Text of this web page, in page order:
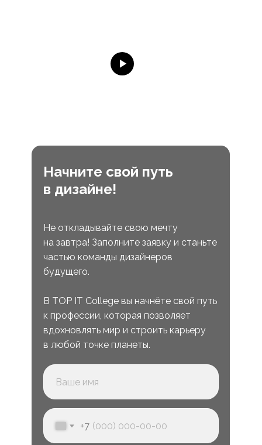
Начните свой путь
в дизайне!
Не откладывайте свою мечту
на завтра! Заполните заявку и станьте
частью команды дизайнеров
будущего.
В TOP IT College вы начнёте свой путь
к профессии, которая позволяет
вдохновлять мир и строить карьеру
в любой точке планеты.
+7